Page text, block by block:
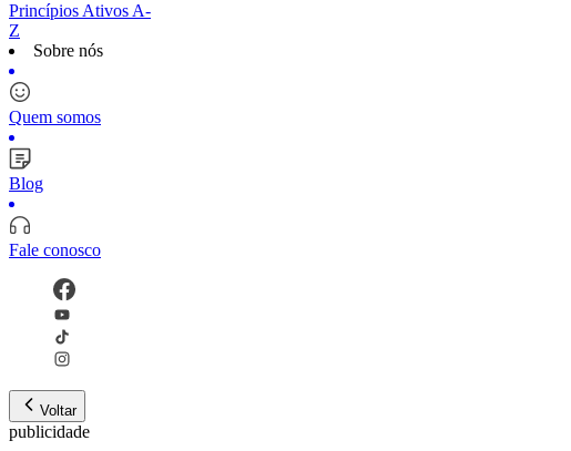
Princípios Ativos A-
Z
Sobre nós
Quem somos
Blog
Fale conosco
Voltar
publicidade